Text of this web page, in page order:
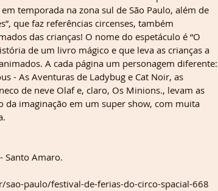
temporada na zona sul de São Paulo, além de
que faz referências circenses, também
das crianças! O nome do espetáculo é “O
de um livro mágico e que leva as crianças a
A cada página um personagem diferente:
- As Aventuras de Ladybug e Cat Noir, as
de neve Olaf e, claro, Os Minions., levam as
da imaginação em um super show, com muita
Santo Amaro.
paulo/festival-de-ferias-do-circo-spacial-668